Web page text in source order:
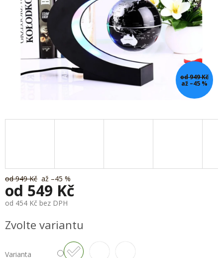
od 949 Kč
až –45 %
od 949 Kč až –45 %
od 549 Kč
od 454 Kč bez DPH
cena:
Zvolte variantu
Varianta